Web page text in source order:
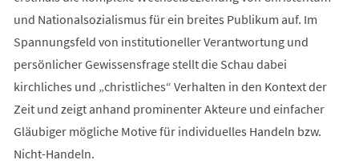
und Nationalsozialismus für ein breites Publikum auf. Im
Spannungsfeld von institutioneller Verantwortung und
persönlicher Gewissensfrage stellt die Schau dabei
kirchliches und „christliches“ Verhalten in den Kontext der
Zeit und zeigt anhand prominenter Akteure und einfacher
Gläubiger mögliche Motive für individuelles Handeln bzw.
Nicht-Handeln.